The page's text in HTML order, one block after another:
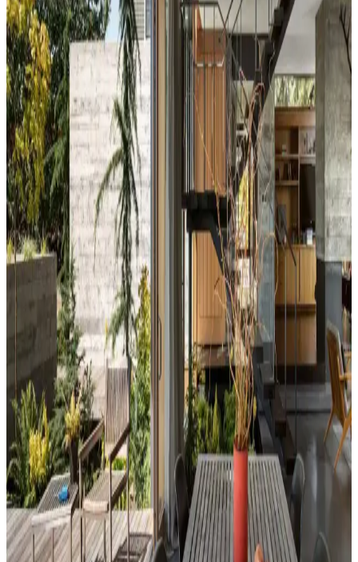
Yatak Odası Duvar Rengi Seçiminde Işık ve
Tonların Önemi ve Etkileri
Yatak odası duvar renginin seçimi, ışık koşulları, zemin ve pencere
yerleşimi gibi faktörlerle uyumlu olmalıdır. Sıcak-soğuk kahverengi
ve yeşil tonları farklı atmosferler yaratır. Renk örnekleri farklı ışık
koşullarında test edilmelidir.
Kahvaltı Köşeleri İçin Sandalye Seçenekleri ve
Dekorasyon İpuçları
Kahvaltı köşelerinde ahşap ve sentetik deri sandalyeler, dayanıklılık
ve temizlik kolaylığı sunar. Minder ve özel tasarım halılarla konfor
ve estetik dengelenir, mekanın atmosferi güçlenir.
Perde Rengine Uyumlu Nevresim Seçimi: Renk ve
Desenlerle Dekorasyonda Denge Sağlama
Perde ve nevresim uyumu, krem ve magnolia tonlarındaki odalarda
mekanın estetiğini artırır. Kırmızı, kahverengi ve turuncu tonlarıyla
uyumlu renk ve desen önerileri sunulmaktadır.
Ev Dekorasyonunda Denge ve Fonksiyonellik: Renk
Uyumu, Mobilya Yerleşimi ve Estetik İncelemesi
Reddit tartışması üzerinden ev dekorasyonunda renk uyumu,
mobilya yerleşimi ve aksesuar dengesi gibi unsurların yaşam
alanlarının estetik ve fonksiyonelliğini nasıl etkilediği inceleniyor.
Hermes Dekor Ürünleri İncelemesi: Ella'dan
Alışveriş ve Ürün Kalitesi Değerlendirmesi
Ella satıcısından alınan Hermes dekor ürünleri, yüksek deri kalitesi
ve detaylı işçiliğiyle öne çıkıyor. Ürünlerin boyutları beklentileri
aşarken, fiyat ve orijinallik tartışmaları da dikkat çekiyor.